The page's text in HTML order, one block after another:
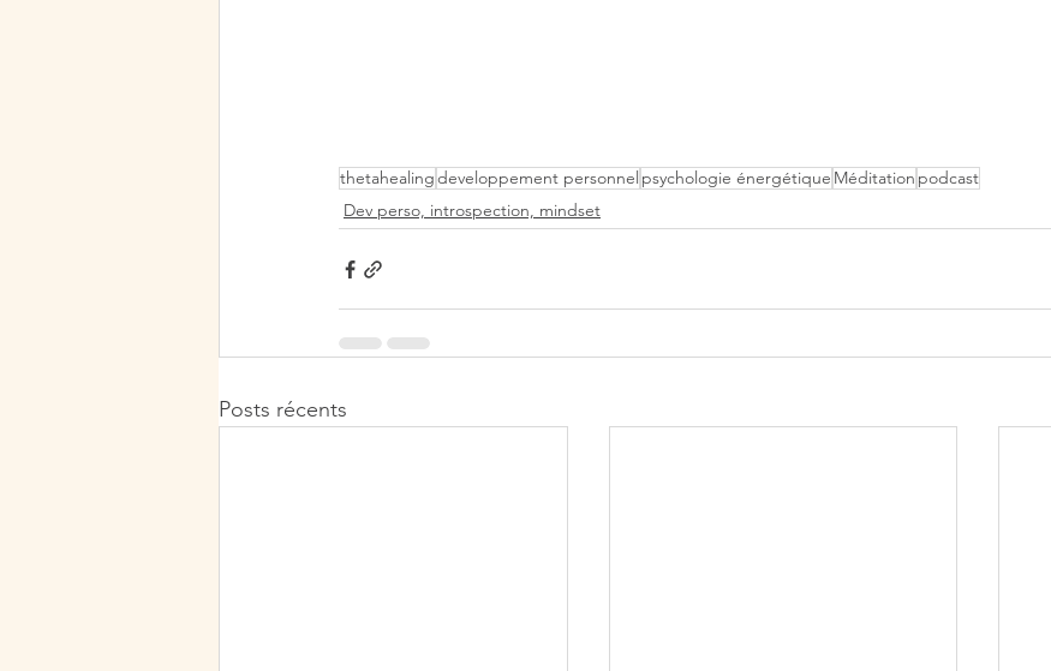
thetahealingdeveloppement personnel psychologie énergétique Méditation podcast
Dev perso, introspection, mindset
Posts récents